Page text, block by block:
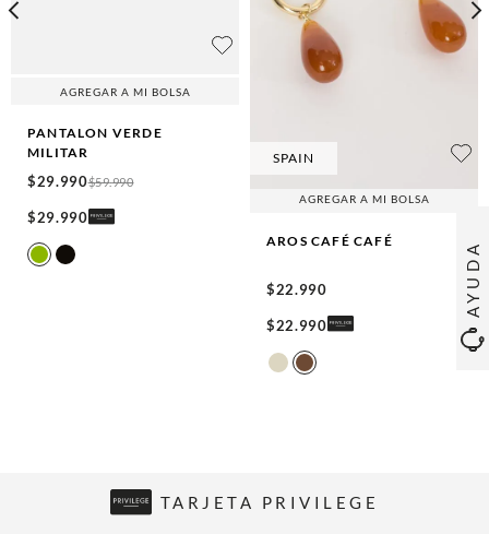
AYUDA
AGREGAR A MI BOLSA
PANTALON VERDE
MILITAR
$29.990$59.990
$29.990
SPAIN
AGREGAR A MI BOLSA
AROS CAFÉ CAFÉ
$22.990
$22.990
TARJETA PRIVILEGE